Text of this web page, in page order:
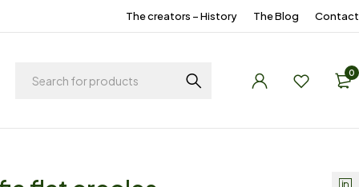
The creators – History The Blog Contact
0